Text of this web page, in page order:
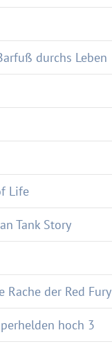
durchs Leben
Life
Tank Story
Rache der Red Fury
hoch 3